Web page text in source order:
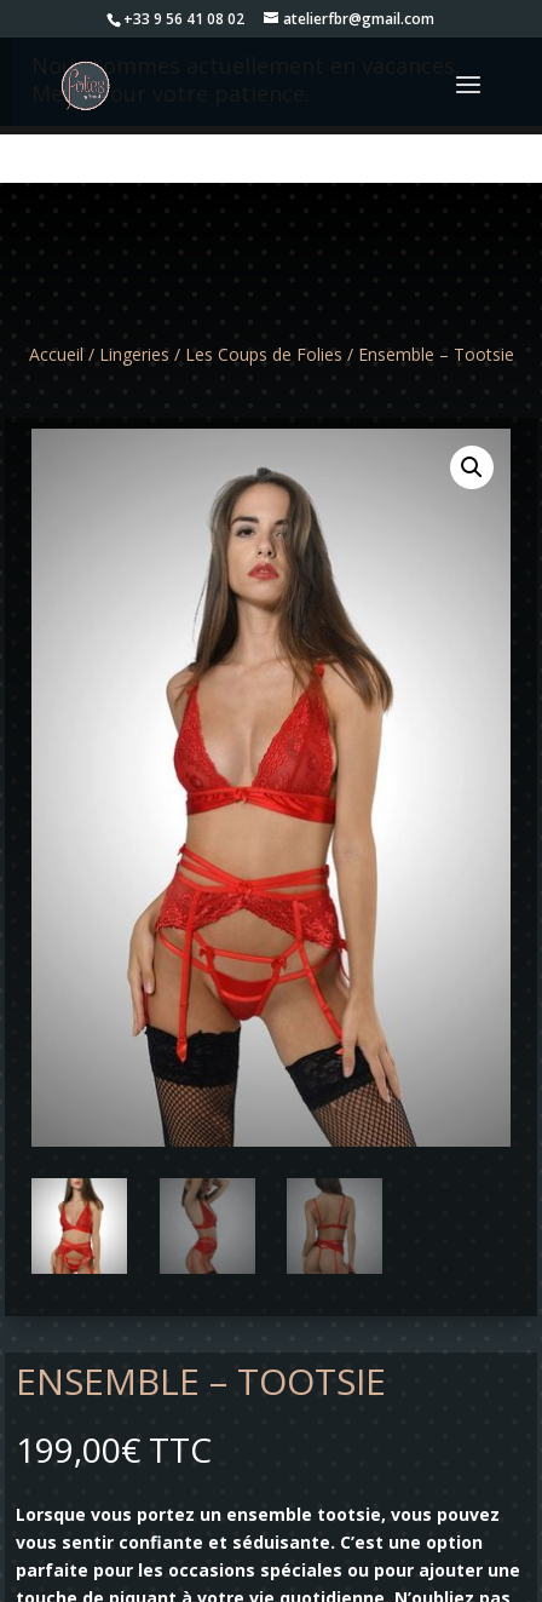
+33 9 56 41 08 02 atelierfbr@gmail.com
Nous sommes actuellement en vacances.
Merci pour votre patience.
Accueil / Lingeries / Les Coups de Folies / Ensemble – Tootsie
ENSEMBLE – TOOTSIE
199,00€ TTC
Lorsque vous portez un ensemble tootsie, vous pouvez
vous sentir confiante et séduisante. C’est une option
parfaite pour les occasions spéciales ou pour ajouter une